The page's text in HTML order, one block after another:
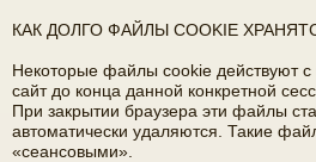
КАК ДОЛГО ФАЙЛЫ COOKIE
Некоторые файлы cookie действуют
сайт до конца данной конкретной
При закрытии браузера эти файлы
автоматически удаляются. Такие
«сеансовыми».